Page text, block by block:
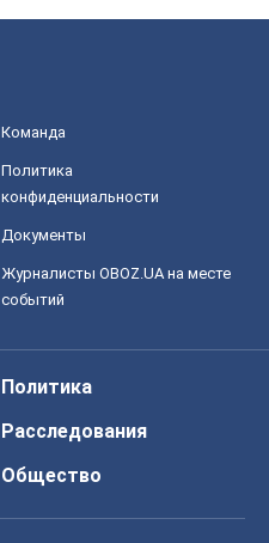
Команда
Политика
конфиденциальности
Документы
Журналисты OBOZ.UA на месте
событий
Политика
Расследования
Общество